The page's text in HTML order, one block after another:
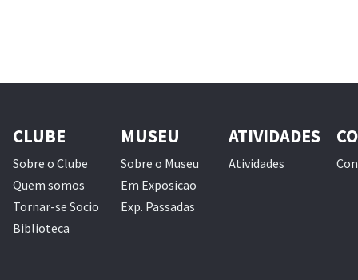
CLUBE
Sobre o Clube
Quem somos
Tornar-se Socio
Biblioteca
MUSEU
Sobre o Museu
Em Exposicao
Exp. Passadas
ATIVIDADES
Atividades